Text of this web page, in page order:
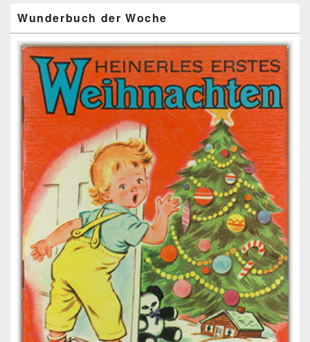
Wunderbuch der Woche